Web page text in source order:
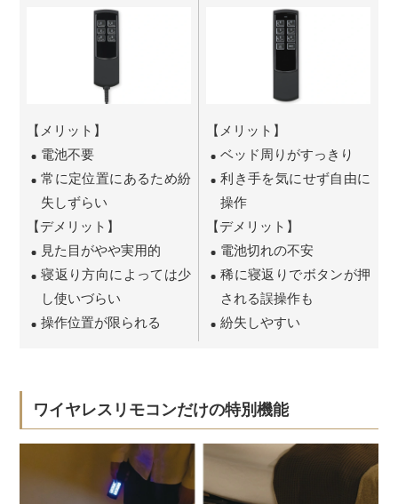
【メリット】
電池不要
常に定位置にあるため紛
失しずらい
【デメリット】
見た目がやや実用的
寝返り方向によっては少
し使いづらい
操作位置が限られる
【メリット】
ベッド周りがすっきり
利き手を気にせず自由に
操作
【デメリット】
電池切れの不安
稀に寝返りでボタンが押
される誤操作も
紛失しやすい
ワイヤレスリモコンだけの特別機能